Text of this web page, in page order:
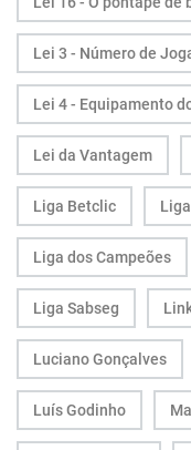
Lei 3 - Número de
Lei 4 - Equipamento
Lei da Vantagem
Liga Betclic
Liga dos Campeões
Liga Sabseg
Luciano Gonçalves
Luís Godinho